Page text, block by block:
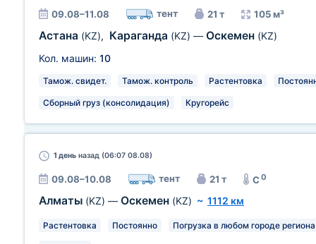
09.08–11.08 тент 21 т 105 м³
Астана (KZ), Караганда (KZ) — Оскемен (KZ)
Кол. машин: 10
Тамож. свидет. Тамож. контроль Растентовка
Сборный груз (консолидация) Кругорейс
1 день назад (06:07 08.08)
09.08–10.08 тент 21 т C0
Алматы (KZ) — Оскемен (KZ) ~ 1112 км
Растентовка Постоянно Погрузка в любом городе региона